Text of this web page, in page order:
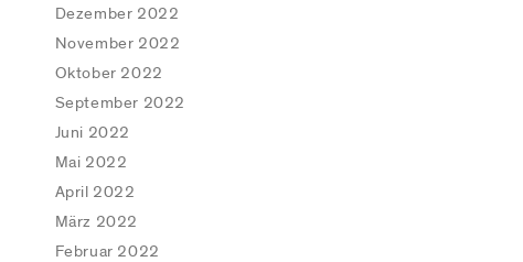
Dezember 2022
November 2022
Oktober 2022
September 2022
Juni 2022
Mai 2022
April 2022
März 2022
Februar 2022